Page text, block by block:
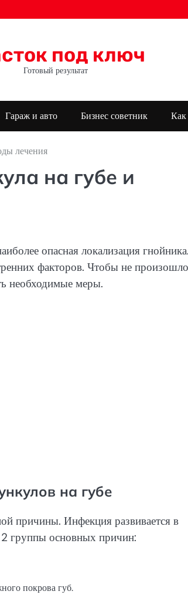
под ключ
Готовый результат
Гараж и авто Бизнес советник Как
лечения
на губе и
опасная локализация гнойника.
факторов. Чтобы не произошло
необходимые меры.
на губе
причины. Инфекция развивается в
2 группы основных причин:
покрова губ.